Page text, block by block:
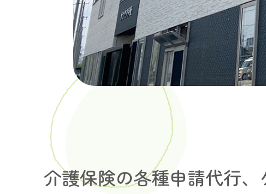
介護保険の各種申請代行、